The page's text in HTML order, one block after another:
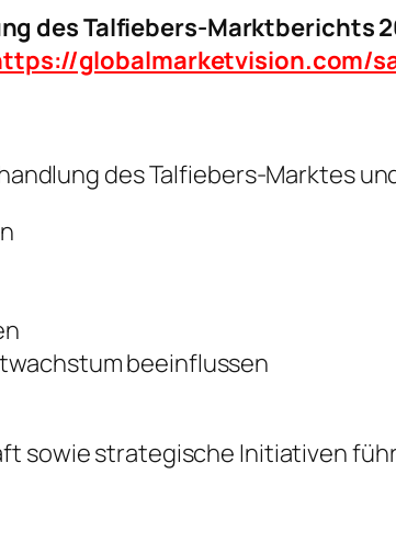
des Talfiebers-Marktberichts
globalmarketvision.com/
des Talfiebers-Marktes
beeinflussen
sowie strategische Initiativen